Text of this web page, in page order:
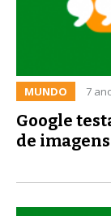
MUNDO 7
Google
de imagens